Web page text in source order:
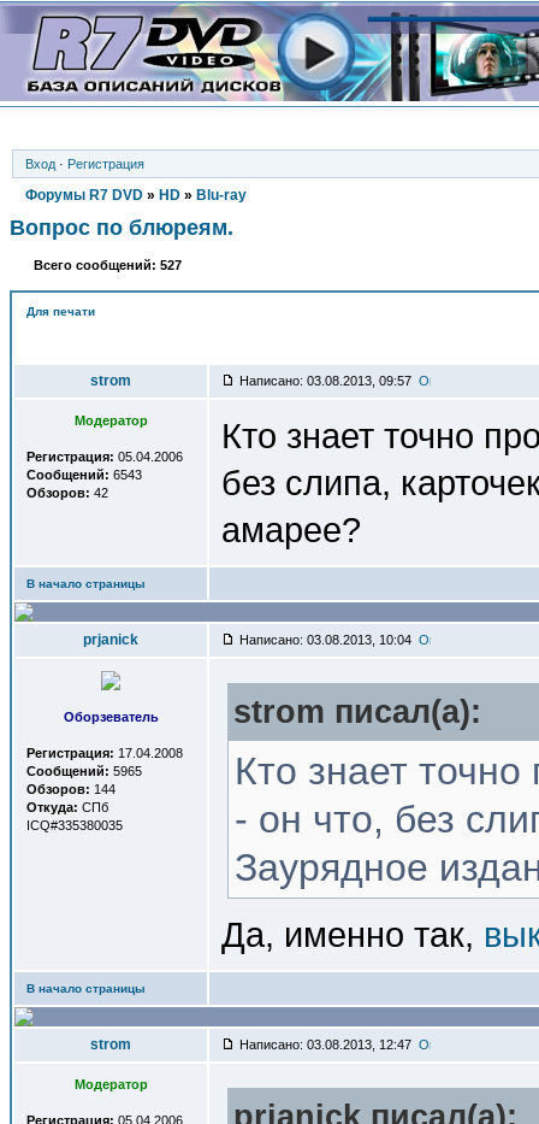
Вход · Регистрация
Форумы R7 DVD » HD » Blu-ray
Вопрос по блюреям.
Всего сообщений: 527
Для печати
strom Написано: 03.08.2013, 09:57
Модератор
Регистрация: 05.04.2006
Сообщений: 6543
Обзоров: 42
Кто знает точно
без слипа,
амарее?
В начало страницы
prjanick Написано: 03.08.2013, 10:04
Оборзеватель
Регистрация: 17.04.2008
Сообщений: 5965
Обзоров: 144
Откуда: СПб
ICQ#335380035
strom писал(a):
Кто знает
- он что, без
Заурядное
Да, именно так,
В начало страницы
strom Написано: 03.08.2013, 12:47
Модератор
Регистрация: 05.04.2006
prjanick писал(a):